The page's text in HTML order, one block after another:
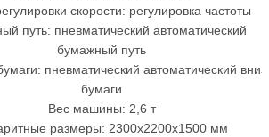
скорости: регулировка частоты
путь: пневматический автоматический
бумажный путь
пневматический автоматический вниз
бумаги
Вес машины: 2,6 т
размеры: 2300x2200x1500 мм